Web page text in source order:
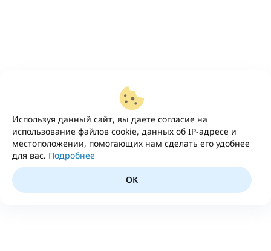
Используя данный сайт, вы даете согласие на
использование файлов cookie, данных об IP-адресе и
местоположении, помогающих нам сделать его удобнее
для вас. Подробнее
OK